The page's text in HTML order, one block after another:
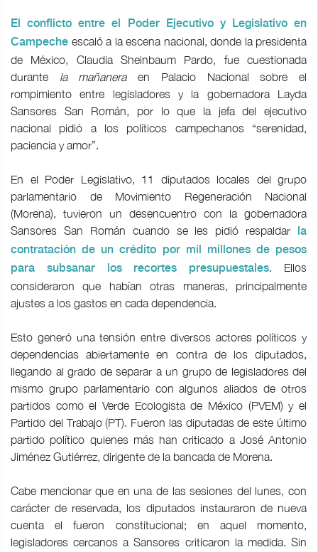
El conflicto entre el Poder Ejecutivo y Legislativo en
Campeche escaló a la escena nacional, donde la presidenta
de México, Claudia Sheinbaum Pardo, fue cuestionada
durante la mañaneraen Palacio Nacional sobre el
rompimiento entre legisladores y la gobernadora Layda
Sansores San Román, por lo que la jefa del ejecutivo
nacional pidió a los políticos campechanos “serenidad,
paciencia y amor”.
En el Poder Legislativo, 11 diputados locales del grupo
parlamentario de Movimiento Regeneración Nacional
(Morena), tuvieron un desencuentro con la gobernadora
Sansores San Román cuando se les pidió respaldar
la
contratación de un crédito por mil millones de pesos
para subsanar los recortes presupuestales. Ellos
consideraron que habían otras maneras, principalmente
ajustes a los gastos en cada dependencia.
Esto generó una tensión entre diversos actores políticos y
dependencias abiertamente en contra de los diputados,
llegando al grado de separar a un grupo de legisladores del
mismo grupo parlamentario con algunos aliados de otros
partidos como el Verde Ecologista de México (PVEM) y el
Partido del Trabajo (PT). Fueron las diputadas de este último
partido político quienes más han criticado a José Antonio
Jiménez Gutiérrez, dirigente de la bancada de Morena.
Cabe mencionar que en una de las sesiones del lunes, con
carácter de reservada, los diputados instauraron de nueva
cuenta el fueron constitucional; en aquel momento,
legisladores cercanos a Sansores criticaron la medida. Sin